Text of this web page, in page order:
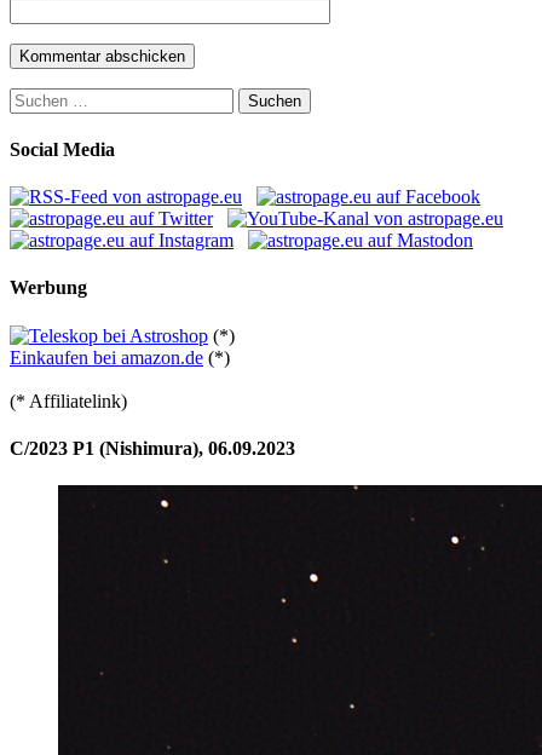
Suchen
nach:
Social Media
Werbung
(*)
Einkaufen bei amazon.de (*)
(* Affiliatelink)
C/2023 P1 (Nishimura), 06.09.2023